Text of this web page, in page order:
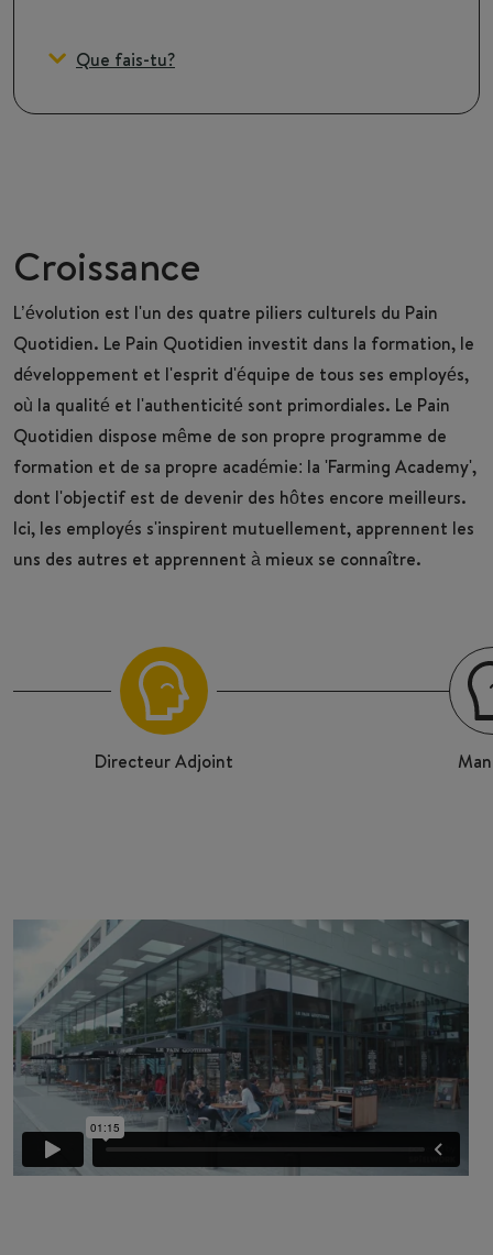
Que fais-tu?
Croissance
L’évolution est l'un des quatre piliers culturels du Pain
Quotidien. Le Pain Quotidien investit dans la formation, le
développement et l'esprit d'équipe de tous ses employés,
où la qualité et l'authenticité sont primordiales. Le Pain
Quotidien dispose même de son propre programme de
formation et de sa propre académie: la 'Farming Academy',
dont l'objectif est de devenir des hôtes encore meilleurs.
Ici, les employés s'inspirent mutuellement, apprennent les
uns des autres et apprennent à mieux se connaître.
Directeur Adjoint